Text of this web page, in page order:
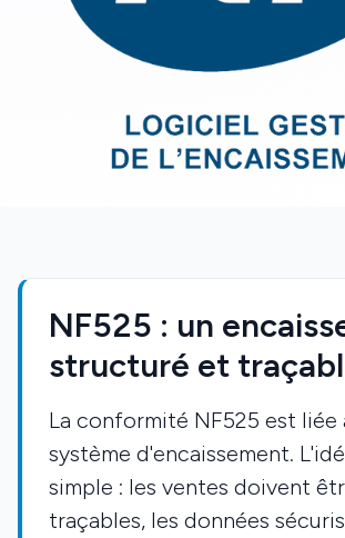
NF525 : un
structuré et
La conformité NF525 est liée
système d'encaissement.
simple : les ventes doivent
traçables, les données